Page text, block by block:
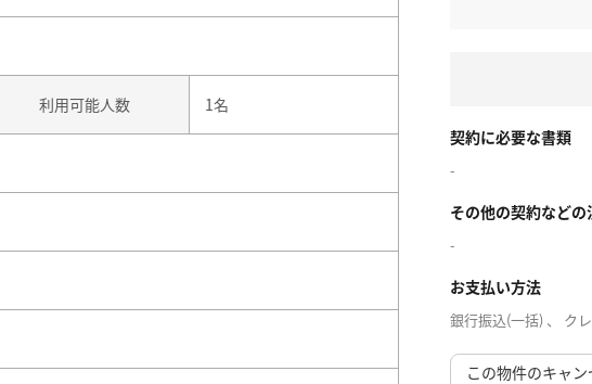
契約に必要な書類
-
その他の契約などの
-
お支払い方法
銀行振込(一括) 、 ク
この物件のキャ
利用可能人数 1名